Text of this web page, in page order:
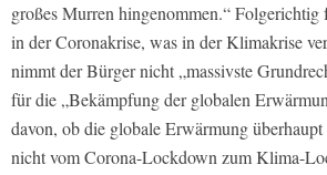
großes Murren hingenommen.“ Folgerichtig
in der Coronakrise, was in der Klimakrise
nimmt der Bürger nicht „massivste
für die „Bekämpfung der globalen
davon, ob die globale Erwärmung
nicht vom Corona-Lockdown zum Klima-